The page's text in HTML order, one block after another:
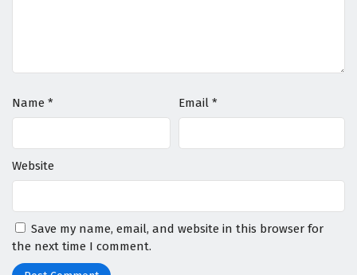
Name * Email *
Website
Save my name, email, and website in this browser for
the next time I comment.